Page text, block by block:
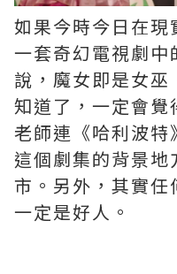
如果今時今日在現
一套奇幻電視劇中
說，魔女即是女
知道了，一定會覺
老師連《哈利波特
這個劇集的背景
市。另外，其實任
一定是好人。